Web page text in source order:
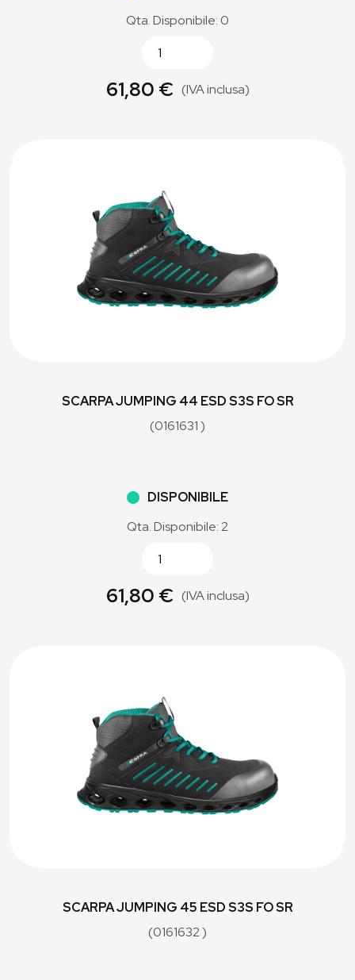
Qta. Disponibile: 0
61,80 € (IVA inclusa)
SCARPA JUMPING 44 ESD S3S FO SR
(0161631 )
DISPONIBILE
Qta. Disponibile: 2
61,80 € (IVA inclusa)
SCARPA JUMPING 45 ESD S3S FO SR
(0161632 )